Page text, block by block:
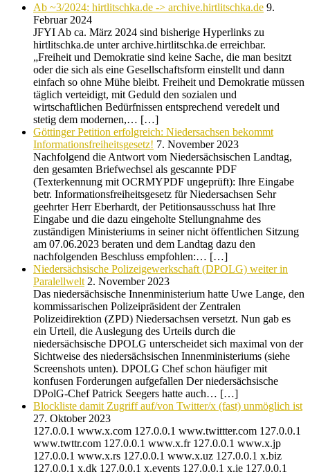
Ab ~3/2024: hirtlitschka.de -> archive.hirtlitschka.de 9.
Februar 2024
JFYI Ab ca. März 2024 sind bisherige Hyperlinks zu
hirtlitschka.de unter archive.hirtlitschka.de erreichbar.
„Freiheit und Demokratie sind keine Sache, die man besitzt
oder die sich als eine Gesellschaftsform einstellt und dann
einfach so ohne Mühe bleibt. Freiheit und Demokratie müssen
täglich verteidigt, mit Geduld den sozialen und
wirtschaftlichen Bedürfnissen entsprechend veredelt und
stetig dem modernen,… […]
Göttinger Petition erfolgreich: Niedersachsen bekommt
Informationsfreiheitsgesetz! 7. November 2023
Nachfolgend die Antwort vom Niedersächsischen Landtag,
den gesamten Briefwechsel als gescannte PDF
(Texterkennung mit OCRMYPDF ungeprüft): Ihre Eingabe
betr. Informationsfreiheitsgesetz für Niedersachsen Sehr
geehrter Herr Eberhardt, der Petitionsausschuss hat Ihre
Eingabe und die dazu eingeholte Stellungnahme des
zuständigen Ministeriums in seiner nicht öffentlichen Sitzung
am 07.06.2023 beraten und dem Landtag dazu den
nachfolgenden Beschluss empfohlen:… […]
Niedersächsische Polizeigewerkschaft (DPOLG) weiter in
Paralellwelt 2. November 2023
Das niedersächsische Innenministerium hatte Uwe Lange, den
kommissarischen Polizeipräsident der Zentralen
Polizeidirektion (ZPD) Niedersachsen versetzt. Nun gab es
ein Urteil, die Auslegung des Urteils durch die
niedersächsische DPOLG unterscheidet sich maximal von der
Sichtweise des niedersächsischen Innenministeriums (siehe
Screenshots unten). DPOLG Chef schon häufiger mit
konfusen Forderungen aufgefallen Der niedersächsische
DPolG-Chef Patrick Seegers hatte auch… […]
Blockliste damit Zugriff auf/von Twitter/x (fast) unmöglich ist
27. Oktober 2023
127.0.0.1 www.x.com 127.0.0.1 www.twittter.com 127.0.0.1
www.twttr.com 127.0.0.1 www.x.fr 127.0.0.1 www.x.jp
127.0.0.1 www.x.rs 127.0.0.1 www.x.uz 127.0.0.1 x.biz
127.0.0.1 x.dk 127.0.0.1 x.events 127.0.0.1 x.ie 127.0.0.1